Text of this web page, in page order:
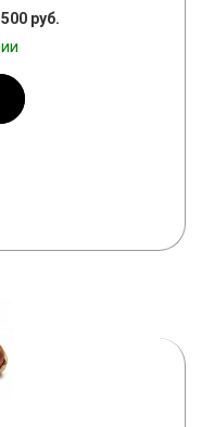
руб.